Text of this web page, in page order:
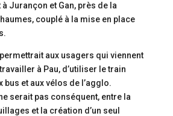
Jurançon et Gan, près de la
couplé à la mise en place
aux usagers qui viennent
à Pau, d’utiliser le train
bus et aux vélos de l’agglo.
serait pas conséquent, entre la
et la création d’un seul